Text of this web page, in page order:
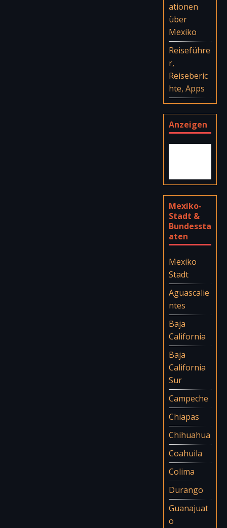
ationen
über
Mexiko
Reiseführe
r,
Reiseberic
hte, Apps
Anzeigen
Mexiko-
Stadt &
Bundessta
aten
Mexiko
Stadt
Aguascalie
ntes
Baja
California
Baja
California
Sur
Campeche
Chiapas
Chihuahua
Coahuila
Colima
Durango
Guanajuat
o